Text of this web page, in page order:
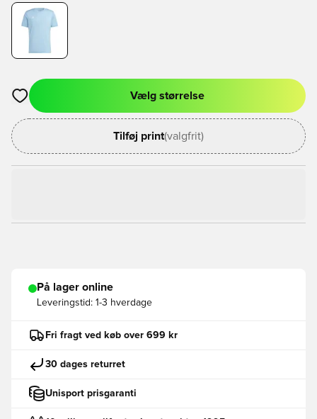
Åbner en Modal til at logge ind eller tilmelde dig som medlem
Vælg størrelse
Tilføj print(valgfrit)
På lager online
Leveringstid: 1-3 hverdage
Fri fragt ved køb over 699 kr
30 dages returret
Unisport prisgaranti